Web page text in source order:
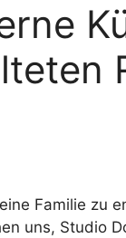
Familie zu
uns, Studio